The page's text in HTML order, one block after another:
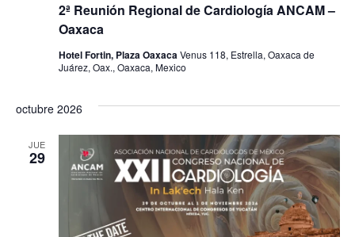
2ª Reunión Regional de Cardiología ANCAM –
Oaxaca
Hotel Fortin, Plaza OaxacaVenus 118, Estrella, Oaxaca de
Juárez, Oax., Oaxaca, Mexico
octubre 2026
JUE
29